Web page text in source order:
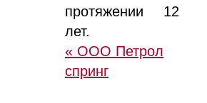
протяжении 12
лет.
« ООО Петрол
спринг